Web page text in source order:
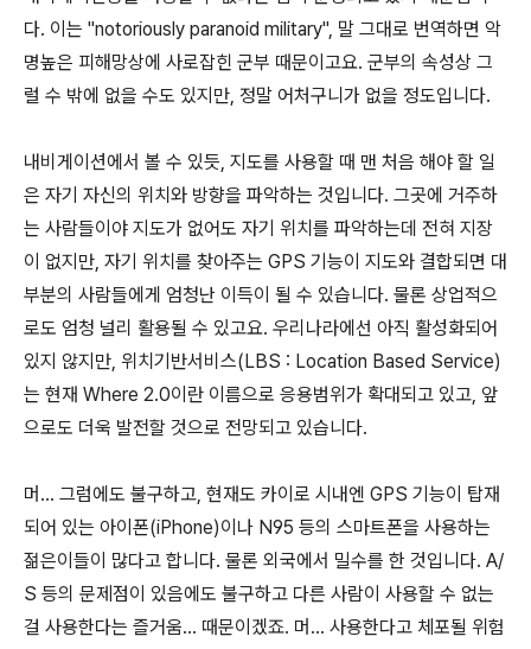
다. 이는 "notoriously paranoid military", 말 그대로 번역하면 악
명높은 피해망상에 사로잡힌 군부 때문이고요. 군부의 속성상 그
럴 수 밖에 없을 수도 있지만, 정말 어처구니가 없을 정도입니다.
내비게이션에서 볼 수 있듯, 지도를 사용할 때 맨 처음 해야 할 일
은 자기 자신의 위치와 방향을 파악하는 것입니다. 그곳에 거주하
는 사람들이야 지도가 없어도 자기 위치를 파악하는데 전혀 지장
이 없지만, 자기 위치를 찾아주는 GPS 기능이 지도와 결합되면 대
부분의 사람들에게 엄청난 이득이 될 수 있습니다. 물론 상업적으
로도 엄청 널리 활용될 수 있고요. 우리나라에선 아직 활성화되어
있지 않지만, 위치기반서비스(LBS : Location Based Service)
는 현재 Where 2.0이란 이름으로 응용범위가 확대되고 있고, 앞
으로도 더욱 발전할 것으로 전망되고 있습니다.
머... 그럼에도 불구하고, 현재도 카이로 시내엔 GPS 기능이 탑재
되어 있는 아이폰(iPhone)이나 N95 등의 스마트폰을 사용하는
젊은이들이 많다고 합니다. 물론 외국에서 밀수를 한 것입니다. A/
S 등의 문제점이 있음에도 불구하고 다른 사람이 사용할 수 없는
걸 사용한다는 즐거움... 때문이겠죠. 머... 사용한다고 체포될 위험